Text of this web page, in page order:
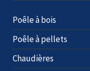
Poêle à bois
Poêle à pellets
Chaudières